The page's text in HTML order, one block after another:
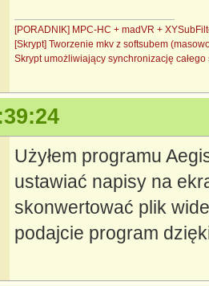
[PORADNIK] MPC-HC + madVR +
[Skrypt] Tworzenie mkv z softsubem
Skrypt umożliwiający synchronizację
Użyłem programu
ustawiać napisy na
skonwertować plik
podajcie program